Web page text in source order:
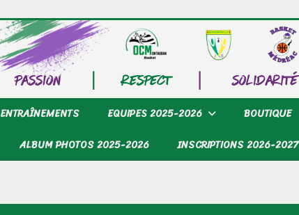
ENTRAÎNEMENTS EQUIPES 2025-2026 BOUTIQUE
ALBUM PHOTOS 2025-2026 INSCRIPTIONS 2026-2027